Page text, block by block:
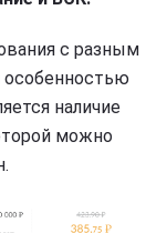
с разным
особенностью
наличие
можно